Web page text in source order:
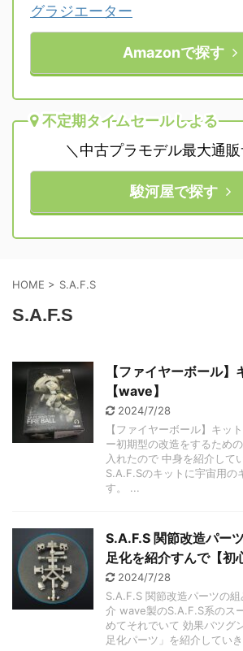
グラジエーター
Amazonで探す
不定期タイムセールしよる
＼中古プラモデル最大通
駿河屋で探す
HOME > S.A.F.S
S.A.F.S
【ファイヤーボール
【wave】
2024/7/28
【ファイヤーボール】キッ
ー初期型の改造をするため
入れたので 中身を紹介して
S.A.F.Sのキットに宇宙用の
す。 ...
S.A.F.S 関節改造パー
足化を紹介すんで【初
2024/7/28
S.A.F.S 関節改造パーツの
介 wave製のS.A.F.S系のス
めてそれでいて 効果バツグ
足化パーツ」を紹介してい